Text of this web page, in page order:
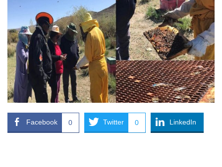
Facebook 0 Twitter 0 LinkedIn